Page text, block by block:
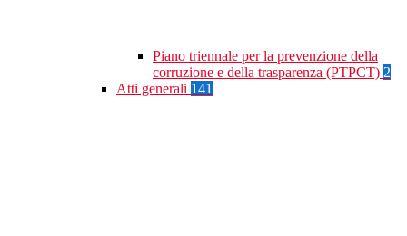
Piano triennale per la prevenzione della
corruzione e della trasparenza (PTPCT) 2
Atti generali 141